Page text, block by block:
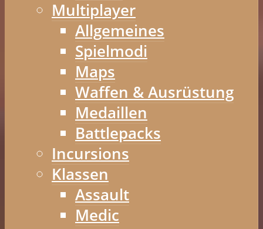
Multiplayer
Allgemeines
Spielmodi
Maps
Waffen & Ausrüstung
Medaillen
Battlepacks
Incursions
Klassen
Assault
Medic